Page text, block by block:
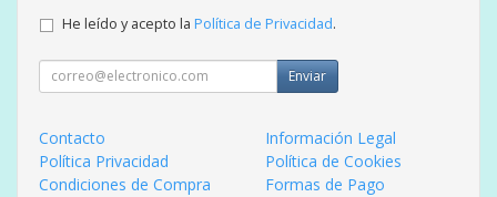
He leído y acepto la Política de Privacidad.
Enviar
Contacto
Información Legal
Política Privacidad
Política de Cookies
Condiciones de Compra
Formas de Pago